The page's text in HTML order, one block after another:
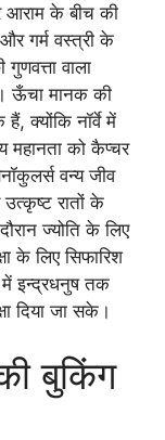
आराम के बीच की
गर्म वस्त्री के
वाला
ऊँचा मानक की
क्योंकि नॉर्वे में
महानता को कैप्चर
वन्य जीव
रातों के
ज्योति के लिए
के लिए सिफारिश
में इन्द्रधनुष तक
दिया जा सके।
बुकिंग